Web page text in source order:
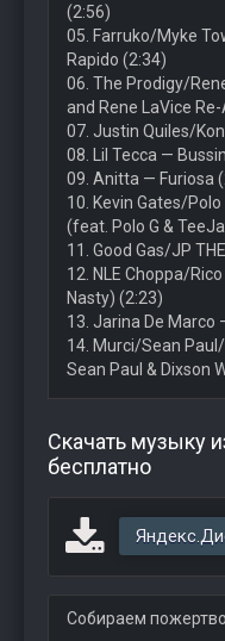
(2:56)
05. Farruko/Myke
Rapido (2:34)
06. The Prodigy/
and Rene LaVice
07. Justin Quiles/
08. Lil Tecca —
09. Anitta — Furiosa
10. Kevin Gates/
(feat. Polo G &
11. Good Gas/JP
12. NLE Choppa/
Nasty) (2:23)
13. Jarina De Marco
14. Murci/Sean
Sean Paul & Dixson
Скачать музыку
бесплатно
Собираем